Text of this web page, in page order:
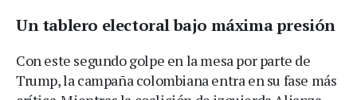
Un tablero electoral bajo máxima presión
Con este segundo golpe en la mesa por parte de
Trump, la campaña colombiana entra en su fase más